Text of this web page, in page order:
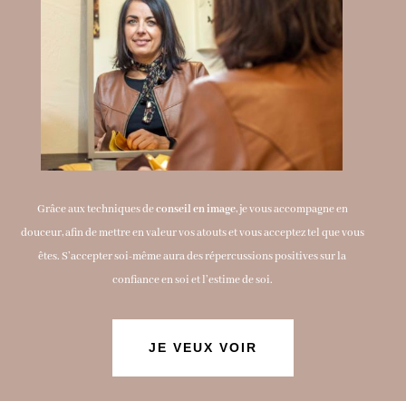
Grâce aux techniques deconseil en image, je vous accompagne en
douceur, afin de mettre en valeur vos atouts et vous acceptez tel que vous
êtes. S’accepter soi-même aura des répercussions positives sur la
confiance en soi et l’estime de soi.
JE VEUX VOIR